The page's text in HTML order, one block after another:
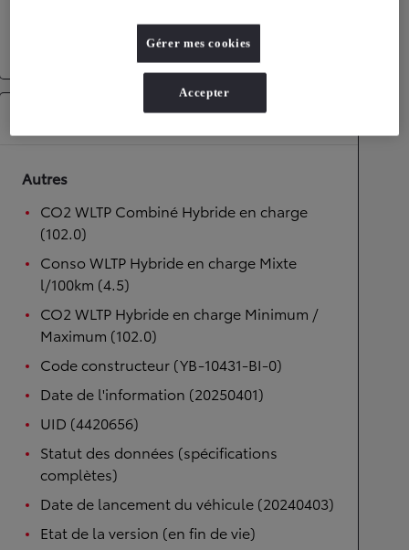
Boîte automatique
Autres
CO2 WLTP Combiné Hybride en charge
(102.0)
Conso WLTP Hybride en charge Mixte
l/100km (4.5)
CO2 WLTP Hybride en charge Minimum /
Maximum (102.0)
Code constructeur (YB-10431-BI-0)
Date de l'information (20250401)
UID (4420656)
Statut des données (spécifications
complètes)
Date de lancement du véhicule (20240403)
Etat de la version (en fin de vie)
Gérer mes cookies
Accepter